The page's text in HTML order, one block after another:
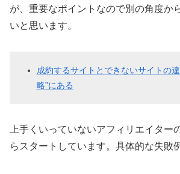
が、重要なポイントなので別の角度か
いと思います。
成約するサイトとできないサイトの
略”にある
上手くいっていないアフィリエイター
らスタートしています。具体的な失敗